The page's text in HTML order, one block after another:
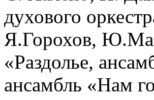
духового
Я.Горохов,
«Раздолье,
ансамбль «Нам